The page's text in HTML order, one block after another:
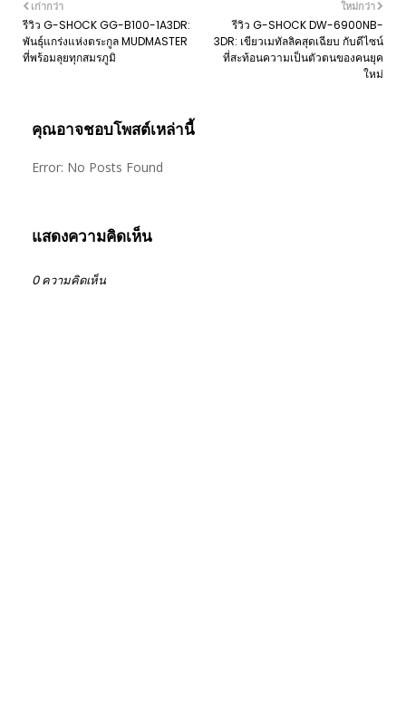
ใหม่กว่า
รีวิว G-SHOCK DW-6900NB-
3DR: เขียวเมทัลลิคสุดเฉียบ กับดีไซน์
ที่สะท้อนความเป็นตัวตนของคนยุค
ใหม่
เก่ากว่า
รีวิว G-SHOCK GG-B100-1A3DR:
พันธุ์แกร่งแห่งตระกูล MUDMASTER
ที่พร้อมลุยทุกสมรภูมิ
คุณอาจชอบโพสต์เหล่านี้
Error: No Posts Found
แสดงความคิดเห็น
0 ความคิดเห็น